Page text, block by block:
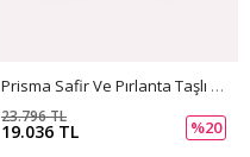
Prisma Safir Ve Pırlanta Taşlı Beyaz Altın Yüzük
19.036 TL
23.796 TL
%20